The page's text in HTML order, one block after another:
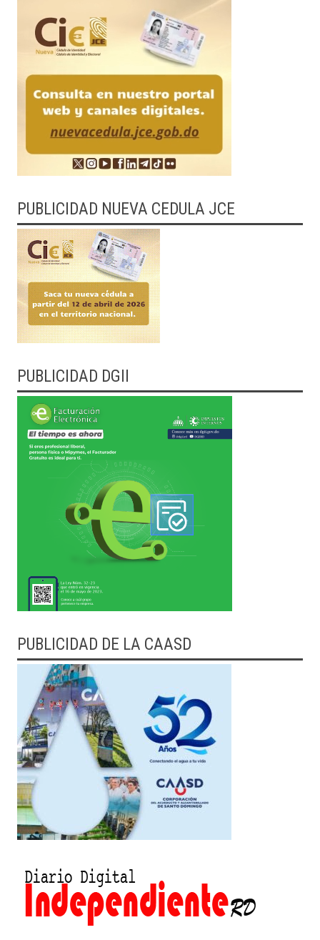
PUBLICIDAD NUEVA CEDULA JCE
PUBLICIDAD DGII
PUBLICIDAD DE LA CAASD